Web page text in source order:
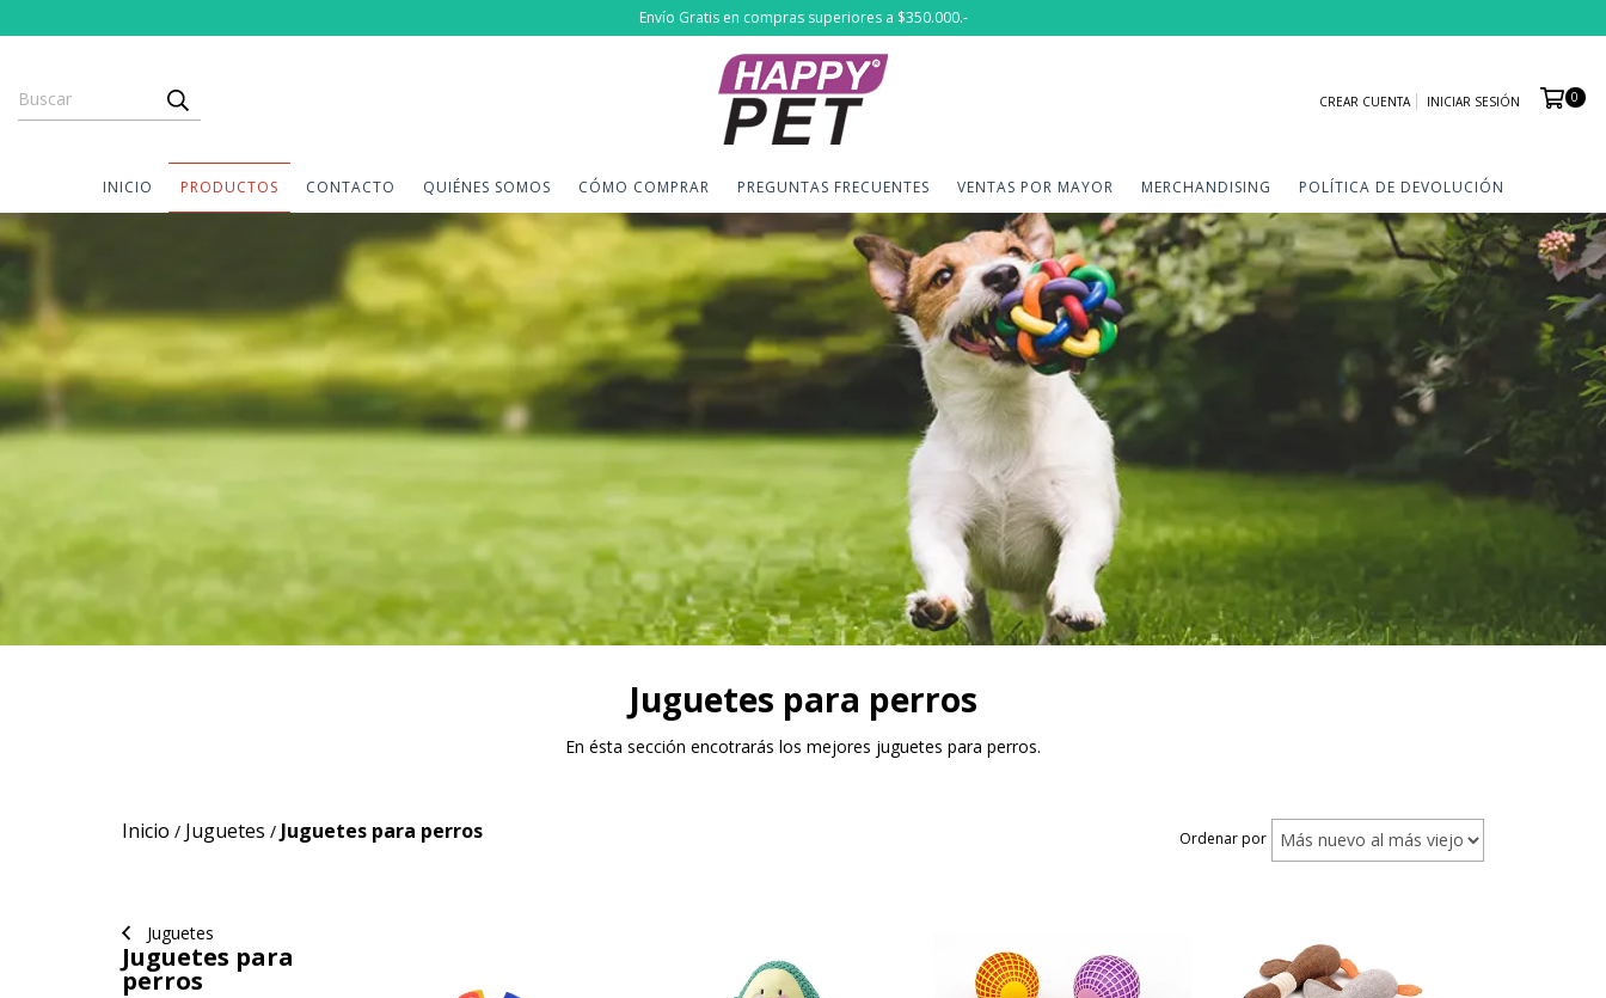
Envío Gratis en compras superiores a $350.000.-
CREAR CUENTA INICIAR SESIÓN 0
INICIO PRODUCTOS CONTACTO QUIÉNES SOMOS CÓMO COMPRAR PREGUNTAS FRECUENTES VENTAS POR MAYOR MERCHANDISING POLÍTICA DE DEVOLUCIÓN
Juguetes para perros
En ésta sección encotrarás los mejores juguetes para perros.
Inicio / Juguetes / Juguetes para perros Ordenar por
Juguetes
Juguetes para
perros